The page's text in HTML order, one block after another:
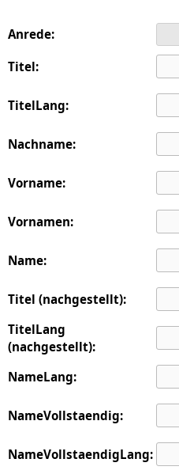
Anrede:
Titel:
TitelLang:
Nachname:
Vorname:
Vornamen:
Name:
Titel (nachgestellt):
TitelLang
(nachgestellt):
NameLang:
NameVollstaendig:
NameVollstaendigLang: